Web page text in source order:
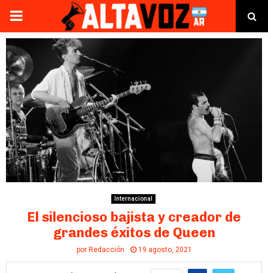
PRIMARY
MENU
Internacional
El silencioso bajista y creador de
grandes éxitos de Queen
por Redacción 19 agosto, 2021